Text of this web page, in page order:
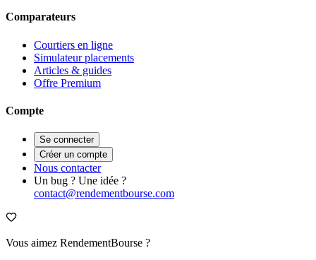
Comparateurs
Courtiers en ligne
Simulateur placements
Articles & guides
Offre Premium
Compte
Se connecter
Créer un compte
Nous contacter
Un bug ? Une idée ?
contact@rendementbourse.com
Vous aimez RendementBourse ?